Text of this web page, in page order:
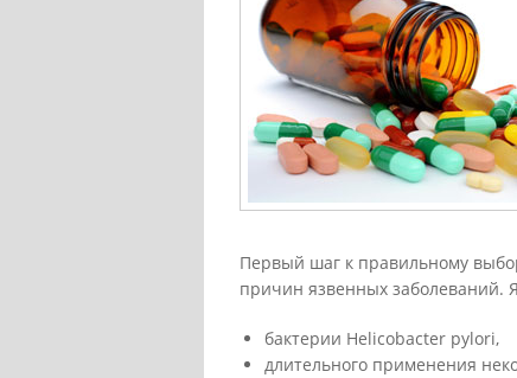
Первый шаг к правильному
причин язвенных заболеваний.
бактерии Helicobacter pylori,
длительного применения